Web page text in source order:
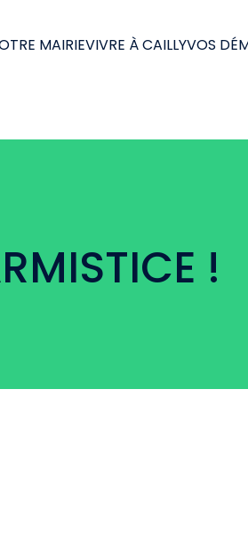
MAIRIEVIVRE À CAILLYVOS
!